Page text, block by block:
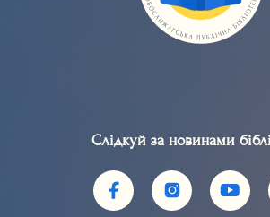
Слідкуй за новинами